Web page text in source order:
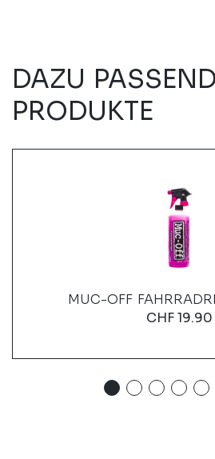
DAZU
PRODUKTE
MUC-OFF
CHF19.90